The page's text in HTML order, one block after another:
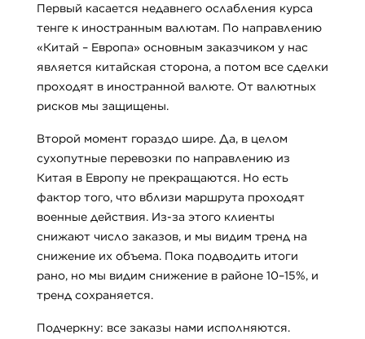
Первый касается недавнего ослабления курса
тенге к иностранным валютам. По направлению
«Китай – Европа» основным заказчиком у нас
является китайская сторона, а потом все сделки
проходят в иностранной валюте. От валютных
рисков мы защищены.
Второй момент гораздо шире. Да, в целом
сухопутные перевозки по направлению из
Китая в Европу не прекращаются. Но есть
фактор того, что вблизи маршрута проходят
военные действия. Из-за этого клиенты
снижают число заказов, и мы видим тренд на
снижение их объема. Пока подводить итоги
рано, но мы видим снижение в районе 10–15%, и
тренд сохраняется.
Подчеркну: все заказы нами исполняются.